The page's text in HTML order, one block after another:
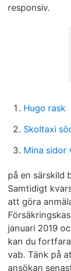
responsiv.
Hugo rask
Skoltaxi
Mina sidor
på en särskild
Samtidigt
att göra
januari 2019
kan du
vab. Tänk på
ansökan